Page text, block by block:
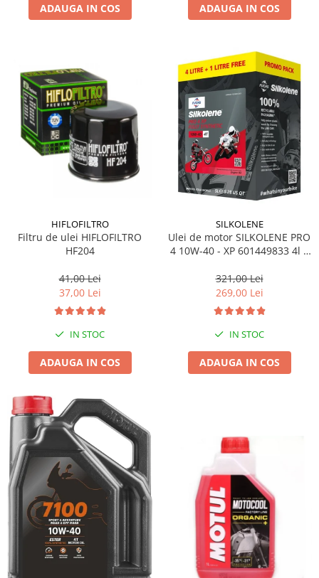
ADAUGA IN COS ADAUGA IN COS
HIFLOFILTRO
Filtru de ulei HIFLOFILTRO
HF204
41,00 Lei
37,00 Lei
IN STOC
ADAUGA IN COS
SILKOLENE
Ulei de motor SILKOLENE PRO
4 10W-40 - XP 601449833 4l +
321,00 Lei
269,00 Lei
IN STOC
ADAUGA IN COS